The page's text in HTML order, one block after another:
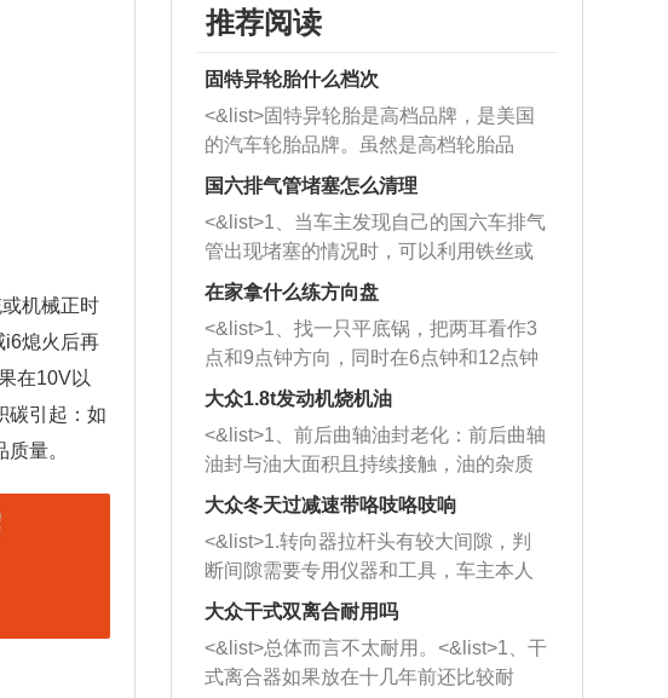
机械正时
i6熄火后再
在10V以
碳引起：如
量。
推荐阅读
固特异轮胎什么档次
<&list>固特异轮胎是高档品牌，是美国
的汽车轮胎品牌。虽然是高档轮胎品
牌，但是中高低端的轮胎都有生产，这
也是为了更好的开拓市场。
国六排气管堵塞怎么清理
<&list>1、当车主发现自己的国六车排气
管出现堵塞的情况时，可以利用铁丝或
者是细棍，直接将杂物给取出来，如果
堵塞情况比较严重，也可以采取应急措
施。 <&list>2、直接利用木棍将所有的
杂物推到排气管里面的位置处，然后将
三元催化器拆解开，就可以将堵塞的东
西取出来。但如果是因为积碳过多引起
的堵塞，就需要将三元催化器泡在草酸
洗剂对堵塞的情况得到解决，将清洗剂
放在燃油箱中，与燃油混合后，车辆启
动时，就可以和汽油一起进入到燃烧
室，最后形成废气排出，就可以让三元
催化器得到清洗，排气管堵塞的情况就
能够得到解决。
在家拿什么练方向盘
<&list>1、找一只平底锅，把两耳看作3
点和9点钟方向，同时在6点钟和12点钟
方向做一个标记。 <&list>2、双手握住
一圈半的练习，往右同样也要打相同的
圈数。 <&list>3、最后强调要反复练
习，这样就可以形成肌肉记忆，在真实
驾驶车辆时，不需要记忆也能打好方
向。
大众1.8t发动机烧机油
<&list>1、前后曲轴油封老化：前后曲轴
油封与油大面积且持续接触，油的杂质
和发动机内持续温度变化使其密封效果
逐渐减弱，导致渗油或漏油。<&list>2、
活塞间隙过大：积碳会使活塞环与缸体
的间隙扩大，导致机油流入燃烧室中，
造成烧机油。<&list>3、机油粘度。使用
机油粘度过小的话，同样会有烧机油现
象，机油粘度过小具有很好的流动性，
大众冬天过减速带咯吱咯吱响
<&list>1.转向器拉杆头有较大间隙，判
断间隙需要专用仪器和工具，车主本人
无法制作，需要将车辆送到修理厂或4s
店；<&list>2.车辆半轴套管防尘罩破
裂，破裂后会出现漏油现象，使半轴磨
损严重，磨损的半轴容易损坏，产生异
大众干式双离合耐用吗
<&list>总体而言不太耐用。<&list>1、干
式离合器如果放在十几年前还比较耐